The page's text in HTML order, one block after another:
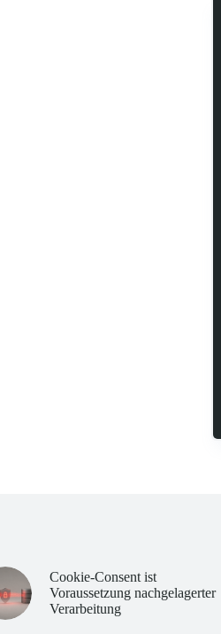
Cookie-Consent ist
Voraussetzung nachgelagerter
Verarbeitung